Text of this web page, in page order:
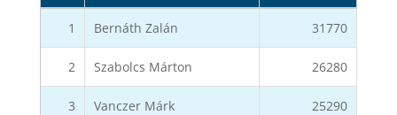
1 Bernáth Zalán 31770
2 Szabolcs Márton 26280
3 Vanczer Márk 25290